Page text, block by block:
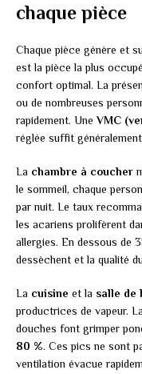
chaque pièce
Chaque pièce génère et
est la pièce la plus
confort optimal. La
ou de nombreuses
rapidement. UneVMC
réglée suffit
La chambre à coucher
le sommeil, chaque
par nuit. Le taux
les acariens prolifèrent
allergies. En dessous de
dessèchent et la qualité
La cuisine et la salle de
productrices de vapeur.
douches font grimper
80 %. Ces pics ne sont
ventilation évacue